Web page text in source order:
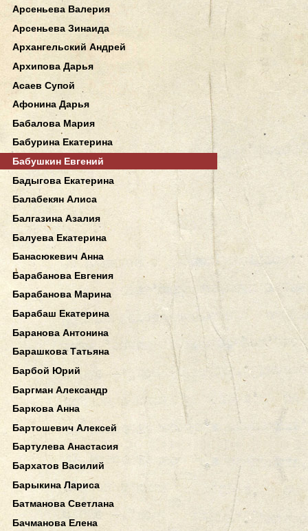
Арсеньева Валерия
Арсеньева Зинаида
Архангельский Андрей
Архипова Дарья
Асаев Супой
Афонина Дарья
Бабалова Мария
Бабурина Екатерина
Бабушкин Евгений
Бадыгова Екатерина
Балабекян Алиса
Балгазина Азалия
Балуева Екатерина
Банасюкевич Анна
Барабанова Евгения
Барабанова Марина
Барабаш Екатерина
Баранова Антонина
Барашкова Татьяна
Барбой Юрий
Баргман Александр
Баркова Анна
Бартошевич Алексей
Бартулева Анастасия
Бархатов Василий
Барыкина Лариса
Батманова Светлана
Бачманова Елена